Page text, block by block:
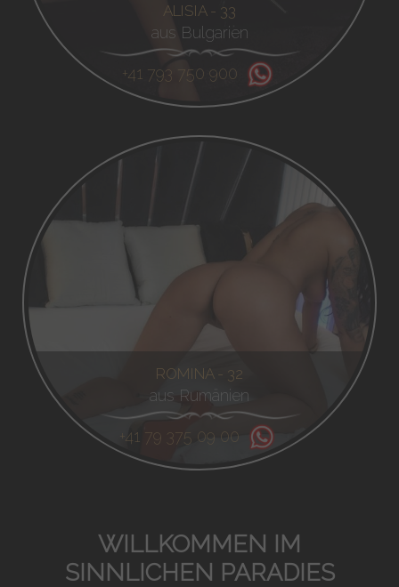
ALISIA - 33
aus Bulgarien
+41 793 750 900
ROMINA - 32
aus Rumänien
+41 79 375 09 00
WILLKOMMEN IM
SINNLICHEN PARADIES